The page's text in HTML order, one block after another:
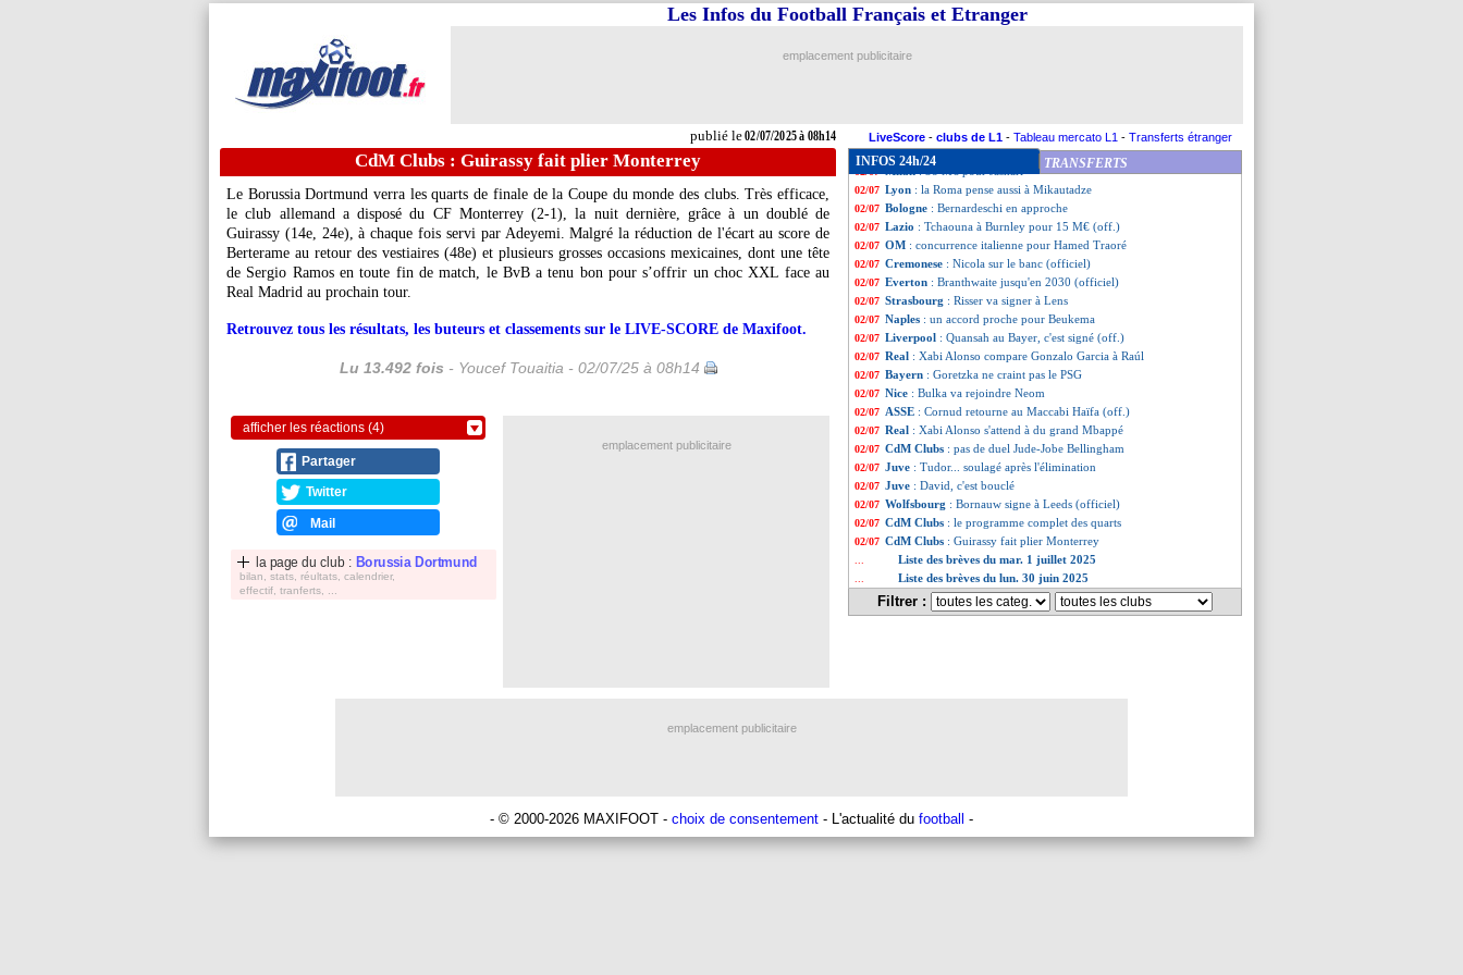
publié le02/07/2025 à 08h14
Les Infos du Football Français et Etranger
emplacement publicitaire
LiveScore - clubs de L1 - Tableau mercato L1 - Transferts étranger
CdM Clubs : Guirassy fait plier Monterrey
Le Borussia Dortmund verra les quarts de finale de la Coupe du monde des clubs. Très efficace,
le club allemand a disposé du CF Monterrey (2-1), la nuit dernière, grâce à un doublé de
Guirassy (14e, 24e), à chaque fois servi par Adeyemi. Malgré la réduction de l'écart au score de
Berterame au retour des vestiaires (48e) et plusieurs grosses occasions mexicaines, dont une tête
de Sergio Ramos en toute fin de match, le BvB a tenu bon pour s’offrir un choc XXL face au
Real Madrid au prochain tour.
Retrouvez tous les résultats, les buteurs et classements sur le LIVE-SCORE de Maxifoot.
Lu 13.492 fois - Youcef Touaitia - 02/07/25 à 08h14
afficher les réactions (4)
Partager
Twitter
Mail
la page du club : Borussia Dortmund
bilan, stats, réultats, calendrier,
effectif, tranferts, ...
INFOS 24h/24 TRANSFERTS
02/07 LAFC: Müller se rapproche
02/07 Liverpool: le Bayern repoussé pour Luis Diaz
02/07 Atletico
02/07 Chelsea : João Pedro pour 63,7 M€ (officiel)
02/07 Leverkusen: Ten Hag a tranché pour Boniface
02/07 Lyon : la Roma pense aussi à Mikautadze
02/07 Bologne : Bernardeschi en approche
02/07 Lazio : Tchaouna à Burnley pour 15 M€ (off.)
02/07 OM : concurrence italienne pour Hamed Traoré
02/07 Cremonese : Nicola sur le banc (officiel)
02/07 Everton : Branthwaite jusqu'en 2030 (officiel)
02/07 Strasbourg : Risser va signer à Lens
02/07 Naples : un accord proche pour Beukema
02/07 Liverpool : Quansah au Bayer, c'est signé (off.)
02/07 Real : Xabi Alonso compare Gonzalo Garcia à Raúl
02/07 Bayern : Goretzka ne craint pas le PSG
02/07 Nice : Bulka va rejoindre Neom
02/07 ASSE : Cornud retourne au Maccabi Haïfa (off.)
02/07 Real : Xabi Alonso s'attend à du grand Mbappé
02/07 CdM Clubs : pas de duel Jude-Jobe Bellingham
02/07 Juve : Tudor... soulagé après l'élimination
02/07 Juve : David, c'est bouclé
02/07 Wolfsbourg : Bornauw signe à Leeds (officiel)
02/07 CdM Clubs : le programme complet des quarts
02/07 CdM Clubs : Guirassy fait plier Monterrey
Liste des brèves du mar. 1 juillet 2025
Liste des brèves du lun. 30 juin 2025
Filtrer :
emplacement publicitaire
emplacement publicitaire
- © 2000-2026 MAXIFOOT - choix de consentement - L'actualité du football -